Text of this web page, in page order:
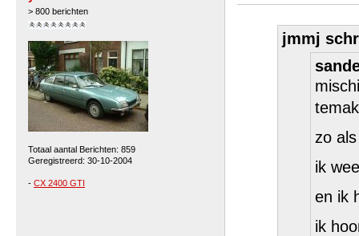
> 800 berichten
Totaal aantal Berichten: 859
Geregistreerd: 30-10-2004
- CX 2400 GTI
jmmj
zo
ik
en ik
ik